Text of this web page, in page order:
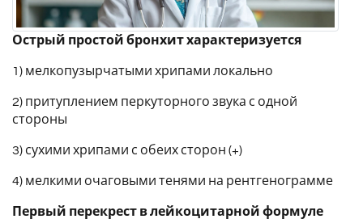
Острый простой бронхит характеризуется
1) мелкопузырчатыми хрипами локально
2) притуплением перкуторного звука с одной
стороны
3) сухими хрипами с обеих сторон (+)
4) мелкими очаговыми тенями на рентгенограмме
Первый перекрест в лейкоцитарной формуле